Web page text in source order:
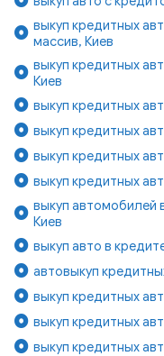
выкуп кредитных
массив, Киев
выкуп кредитных
Киев
выкуп кредитных
выкуп кредитных
выкуп кредитных
выкуп кредитных
выкуп автомобилей
Киев
выкуп авто в
автовыкуп
выкуп кредитных
выкуп кредитных
выкуп кредитных